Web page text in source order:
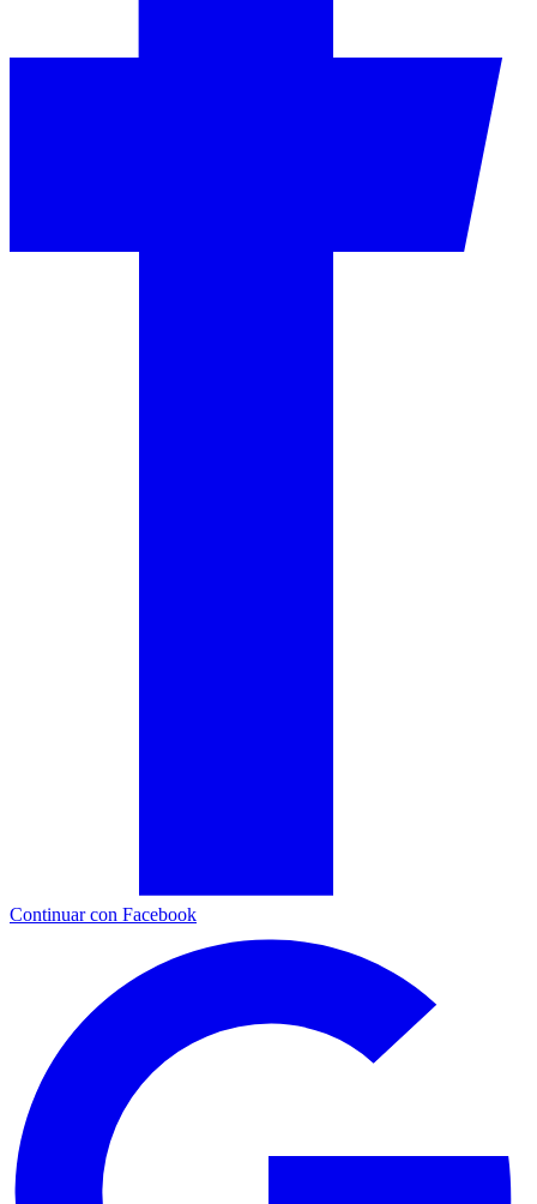
Continuar con Facebook